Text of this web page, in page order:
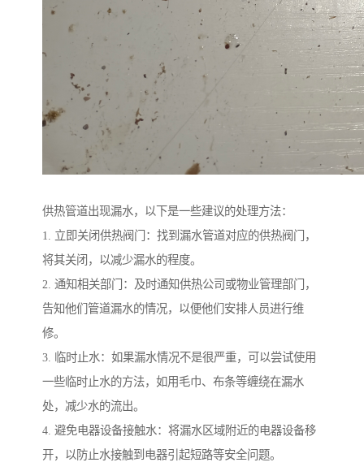
供热管道出现漏水，以下是一些建议的处理方法：
1. 立即关闭供热阀门：找到漏水管道对应的供热阀门，
将其关闭，以减少漏水的程度。
2. 通知相关部门：及时通知供热公司或物业管理部门，
告知他们管道漏水的情况，以便他们安排人员进行维
修。
3. 临时止水：如果漏水情况不是很严重，可以尝试使用
一些临时止水的方法，如用毛巾、布条等缠绕在漏水
处，减少水的流出。
4. 避免电器设备接触水：将漏水区域附近的电器设备移
开，以防止水接触到电器引起短路等安全问题。